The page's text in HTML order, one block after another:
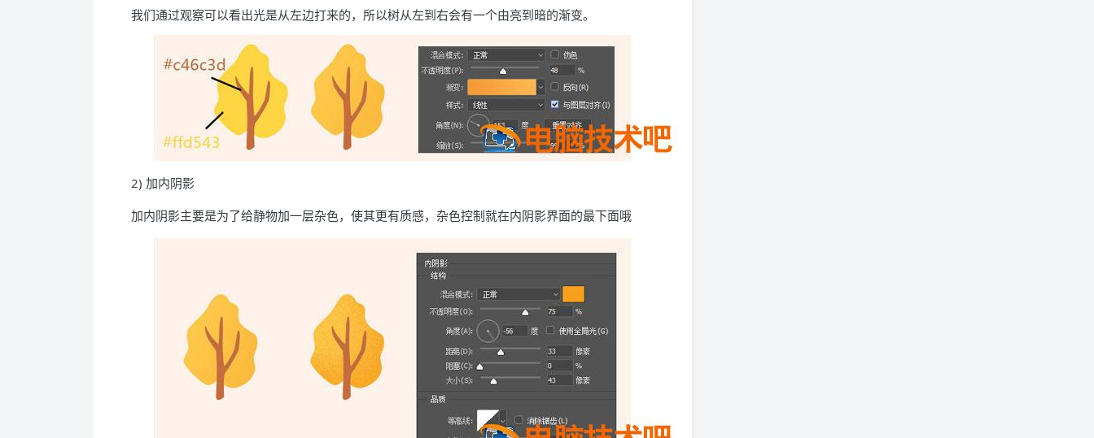
我们通过观察可以看出光是从左边打来的，所以树从左到右会有一个由亮到暗的渐变。
2) 加内阴影
加内阴影主要是为了给静物加一层杂色，使其更有质感，杂色控制就在内阴影界面的最下面哦